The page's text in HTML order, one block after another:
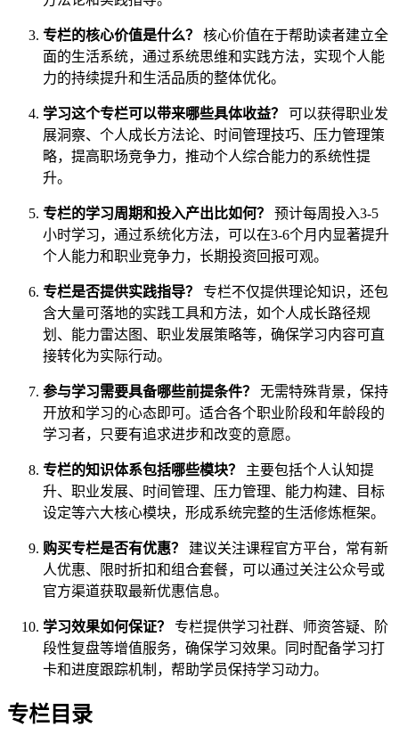
专栏的核心价值是什么？
核心价值在于帮助读者建立全
面的生活系统，通过系统思维和实践方法，实现个人能
力的持续提升和生活品质的整体优化。
学习这个专栏可以带来哪些具体收益？
可以获得职业发
展洞察、个人成长方法论、时间管理技巧、压力管理策
略，提高职场竞争力，推动个人综合能力的系统性提
升。
专栏的学习周期和投入产出比如何？
预计每周投入3-5
小时学习，通过系统化方法，可以在3-6个月内显著提升
个人能力和职业竞争力，长期投资回报可观。
专栏是否提供实践指导？
专栏不仅提供理论知识，还包
含大量可落地的实践工具和方法，如个人成长路径规
划、能力雷达图、职业发展策略等，确保学习内容可直
接转化为实际行动。
参与学习需要具备哪些前提条件？
无需特殊背景，保持
开放和学习的心态即可。适合各个职业阶段和年龄段的
学习者，只要有追求进步和改变的意愿。
专栏的知识体系包括哪些模块？
主要包括个人认知提
升、职业发展、时间管理、压力管理、能力构建、目标
设定等六大核心模块，形成系统完整的生活修炼框架。
购买专栏是否有优惠？
建议关注课程官方平台，常有新
人优惠、限时折扣和组合套餐，可以通过关注公众号或
官方渠道获取最新优惠信息。
学习效果如何保证？
专栏提供学习社群、师资答疑、阶
段性复盘等增值服务，确保学习效果。同时配备学习打
卡和进度跟踪机制，帮助学员保持学习动力。
专栏目录